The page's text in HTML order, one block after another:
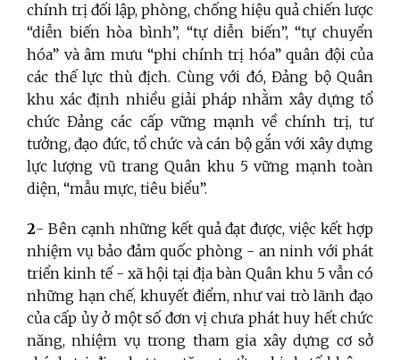
chính trị đối lập, phòng, chống hiệu quả chiến lược
“diễn biến hòa bình”, “tự diễn biến”, “tự chuyển
hóa” và âm mưu “phi chính trị hóa” quân đội của
các thế lực thù địch. Cùng với đó, Đảng bộ Quân
khu xác định nhiều giải pháp nhằm xây dựng tổ
chức Đảng các cấp vững mạnh về chính trị, tư
tưởng, đạo đức, tổ chức và cán bộ gắn với xây dựng
lực lượng vũ trang Quân khu 5 vững mạnh toàn
diện, “mẫu mực, tiêu biểu”.
2- Bên cạnh những kết quả đạt được, việc kết hợp
nhiệm vụ bảo đảm quốc phòng - an ninh với phát
triển kinh tế - xã hội tại địa bàn Quân khu 5 vẫn có
những hạn chế, khuyết điểm, như vai trò lãnh đạo
của cấp ủy ở một số đơn vị chưa phát huy hết chức
năng, nhiệm vụ trong tham gia xây dựng cơ sở